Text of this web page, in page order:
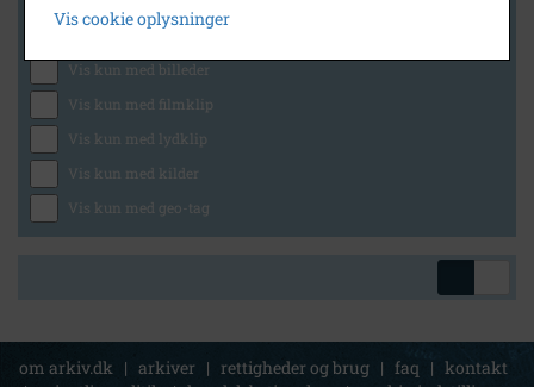
Generelt
Vis kun med billeder
Vis kun med filmklip
Vis kun med lydklip
Vis kun med kilder
Vis kun med geo-tag
om arkiv.dk | arkiver | rettigheder og brug | faq | kontakt
Vis cookie oplysninger